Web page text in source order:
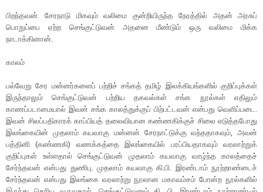
பிறந்தவன். சேரநாடு மிகவும் வலிமை குன்றியிருந்த நேரத்தில் அதன் அரசுப்
பொறுப்பை ஏற்ற செங்குட்டுவன் அதனை மீண்டும் ஒரு வலிமை மிக்க
நாடாக்கினான்.
காலம்
பல்வேறு சேர மன்னர்களைப் பற்றிச் சங்கத் தமிழ் இலக்கியங்களில் குறிப்புக்கள்
இருந்தாலும் செங்குட்டுவன் பற்றிய தகவல்கள் சங்க நூல்கள் எதிலும்
காணப்படாமையால் இவன் சங்க காலத்துக்குப் பிற்பட்டவன் என்பது வெளிப்படை.
இவன் சிலப்பதிகாரக் காப்பியத் தலைவியான கண்ணகிக்குச் சிலை எடுத்தபோது
இலங்கையின் முதலாம் கயவாகு மன்னன் சேரநாட்டுக்கு வந்ததாகவும், அவன்
பத்தினி (கண்ணகி) வணக்கத்தை இலங்கையில் பரப்பியதாகவும் வரலாற்றுக்
குறிப்புகள் உள்ளதால் செங்குட்டுவன் முதலாம் கயவாகு வாழ்ந்த காலத்தைச்
சேர்ந்தவன் என்பது துணிபு. முதலாம் கயவாகு கி.பி. இரண்டாம் நூற்றாண்டைச்
சேர்ந்தவன் என்பது இலங்கை வரலாற்று நூலான மகாவம்சம் போன்ற நூல்களில்